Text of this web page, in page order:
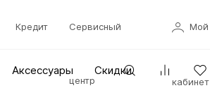
Кредит Сервисный
центр
Мой
кабинет
Аксессуары Скидки